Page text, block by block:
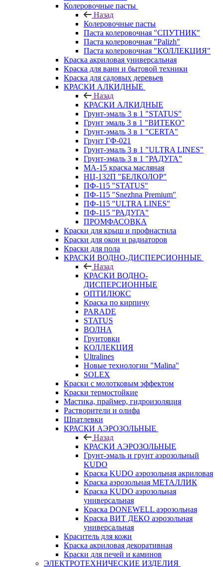
Колеровочные пасты
Назад
Колеровочные пасты
Паста колеровочная "СПУТНИК"
Паста колеровочная "Palizh"
Паста колеровочная "КОЛЛЕКЦИЯ"
Краска акриловая универсальная
Краска для ванн и бытовой техники
Краска для садовых деревьев
КРАСКИ АЛКИДНЫЕ
Назад
КРАСКИ АЛКИДНЫЕ
Грунт-эмаль 3 в 1 "STATUS"
Грунт эмаль 3 в 1 "ВИТЕКО"
Грунт-эмаль 3 в 1 "CERTA"
Грунт ГФ-021
Грунт-эмаль 3 в 1 "ULTRA LINES"
Грунт-эмаль 3 в 1 "РАДУГА"
МА-15 краска масляная
НЦ-132П "БЕЛКОЛОР"
ПФ-115 "STATUS"
ПФ-115 "Snezhna Premium"
ПФ-115 "ULTRA LINES"
ПФ-115 "РАДУГА"
ПРОМФАСОВКА
Краски для крыш и профнастила
Краски для окон и радиаторов
Краски для пола
КРАСКИ ВОДНО-ДИСПЕРСИОННЫЕ
Назад
КРАСКИ ВОДНО-
ДИСПЕРСИОННЫЕ
ОПТИЛЮКС
Краска по кирпичу
PARADE
STATUS
ВОЛНА
Грунтовки
КОЛЛЕКЦИЯ
Ultralines
Новые технологии "Malina"
SOLEX
Краски с молотковым эффектом
Краски термостойкие
Мастика, праймер, гидроизоляция
Растворители и олифа
Шпатлевки
КРАСКИ АЭРОЗОЛЬНЫЕ
Назад
КРАСКИ АЭРОЗОЛЬНЫЕ
Грунт-эмаль и грунт аэрозольный
KUDO
Краска KUDO аэрозольная акриловая
Краска аэрозольная МЕТАЛЛИК
Краска KUDO аэрозольная
универсальная
Краска DONEWELL аэрозольная
Краска ВИТ ДЕКО аэрозольная
универсальная
Краситель для кожи
Краска акриловая декоративная
Краски для печей и каминов
ЭЛЕКТРОТЕХНИЧЕСКИЕ ИЗДЕЛИЯ